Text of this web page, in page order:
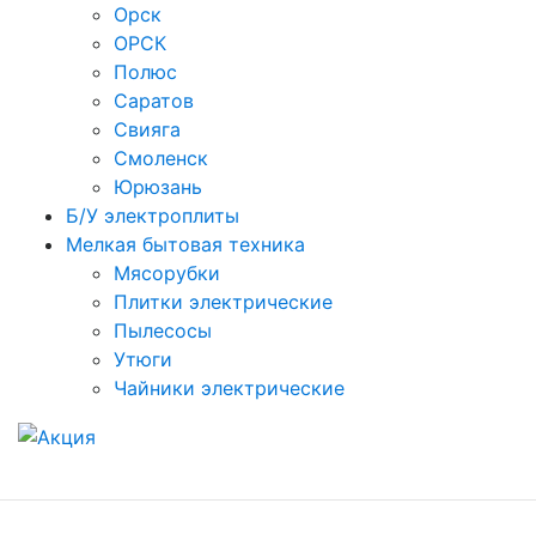
Орск
ОРСК
Полюс
Саратов
Свияга
Смоленск
Юрюзань
Б/У электроплиты
Мелкая бытовая техника
Мясорубки
Плитки электрические
Пылесосы
Утюги
Чайники электрические